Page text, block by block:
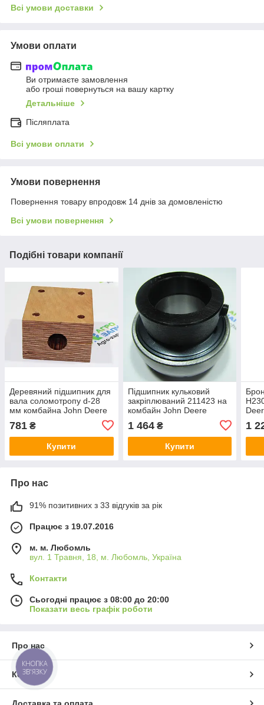
Всі умови доставки
Умови оплати
Ви отримаєте замовлення
або гроші повернуться на вашу картку
Детальніше
Післяплата
Всі умови оплати
Умови повернення
Повернення товару впродовж 14 днів за домовленістю
Всі умови повернення
Подібні товари компанії
Деревяний підшипник для
вала соломотропу d-28
мм комбайна John Deere
(112х100х63мм)
781 ₴
Купити
Підшипник кульковий
закріплюваний 211423 на
комбайн John Deere
(35х72х38,9мм)
1 464₴
Купити
1
Про нас
91% позитивних з 33 відгуків за рік
Працює з 19.07.2016
м. м. Любомль
вул. 1 Травня, 18, м. Любомль, Україна
Контакти
Сьогодні працює з 08:00 до 20:00
Показати весь графік роботи
Про нас
Контакти
КНОПКА
ЗВ'ЯЗКУ